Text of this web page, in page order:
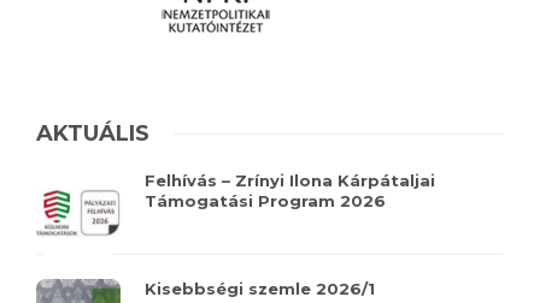
AKTUÁLIS
Felhívás – Zrínyi Ilona Kárpátaljai
Támogatási Program 2026
Kisebbségi szemle 2026/1